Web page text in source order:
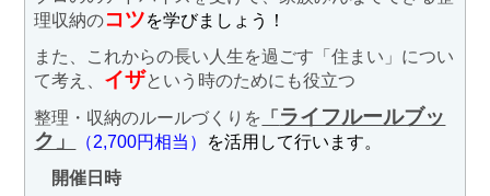
理収納のコツを学びましょう！
また、これからの長い人生を過ごす「住まい」につい
て考え、 イザという時のためにも役立つ
整理・収納のルールづくりを 「 ライフルールブッ
ク」
（2,700円相当） を活用して行います。
開催日時